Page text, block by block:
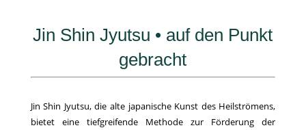
Jin Shin Jyutsu • auf den Punkt
gebracht
Jin Shin Jyutsu, die alte japanische Kunst des Heilströmens,
bietet eine tiefgreifende Methode zur Förderung der